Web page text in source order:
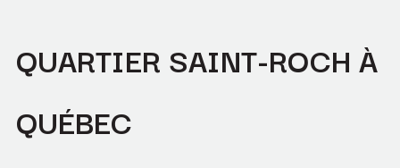
QUARTIER SAINT-ROCH À
QUÉBEC